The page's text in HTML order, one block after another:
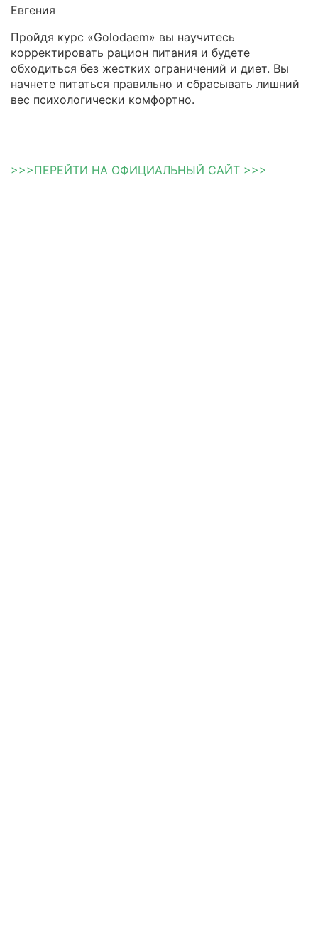
Евгения
Пройдя курс «Golodaem» вы научитесь
корректировать рацион питания и будете
обходиться без жестких ограничений и диет. Вы
начнете питаться правильно и сбрасывать лишний
вес психологически комфортно.
>>>ПЕРЕЙТИ НА ОФИЦИАЛЬНЫЙ САЙТ >>>